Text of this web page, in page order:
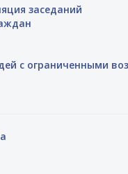
заседаний
с ограниченными